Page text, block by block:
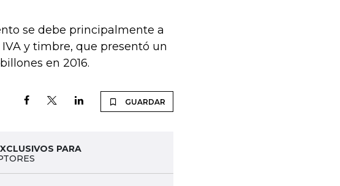
se debe principalmente a
y timbre, que presentó un
en 2016.
GUARDAR
PARA